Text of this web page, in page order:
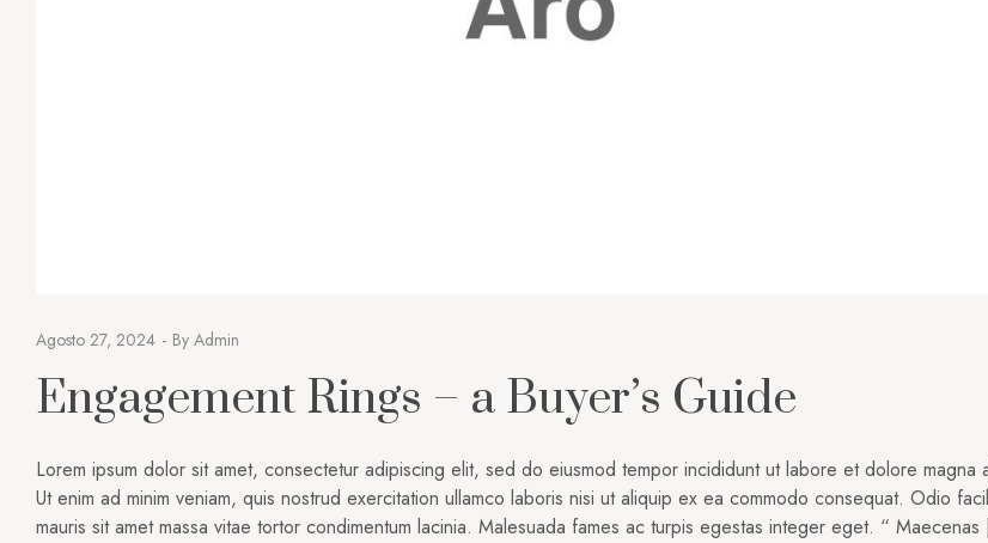
Agosto 27, 2024 By Admin
Engagement Rings – a Buyer’s Guide
Lorem ipsum dolor sit amet, consectetur adipiscing elit, sed do eiusmod tempor incididunt ut labore et dolore magna
Ut enim ad minim veniam, quis nostrud exercitation ullamco laboris nisi ut aliquip ex ea commodo consequat. Odio
mauris sit amet massa vitae tortor condimentum lacinia. Malesuada fames ac turpis egestas integer eget. “